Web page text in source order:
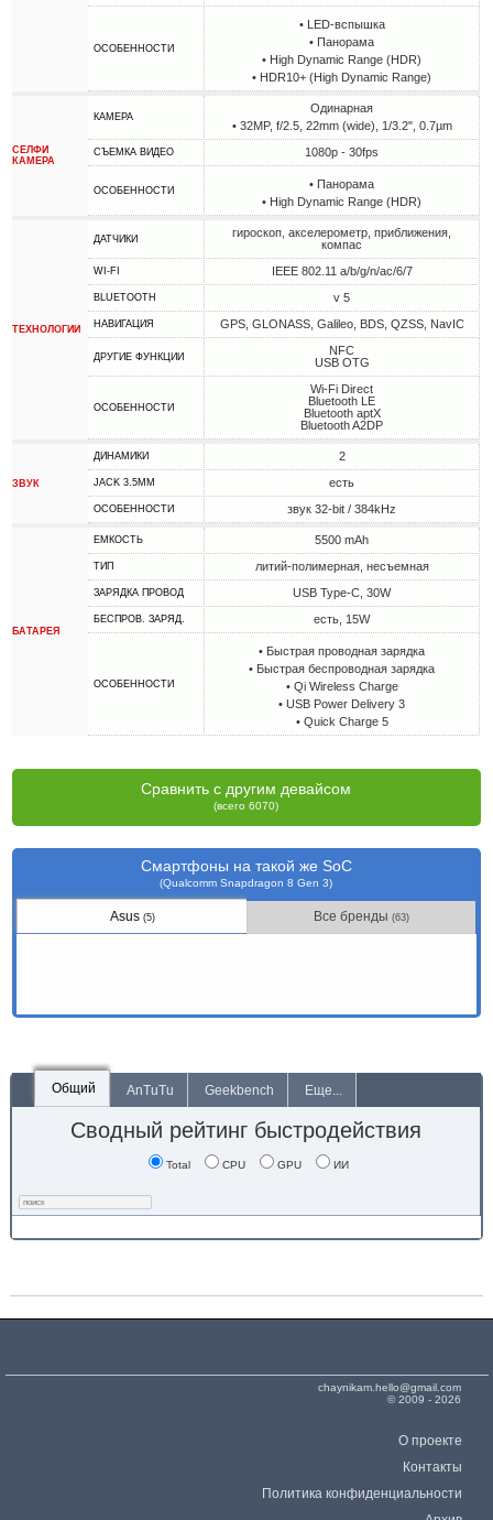
ОСОБЕННОСТИ
• LED-вспышка
• Панорама
• High Dynamic Range (HDR)
• HDR10+ (High Dynamic Range)
СЕЛФИ
КАМЕРА
КАМЕРА
Одинарная
• 32MP, f/2.5, 22mm (wide), 1/3.2", 0.7µm
СЪЕМКА ВИДЕО 1080p - 30fps
ОСОБЕННОСТИ
• Панорама
• High Dynamic Range (HDR)
ТЕХНОЛОГИИ
ДАТЧИКИ
гироскоп, акселерометр, приближения,
компас
WI-FI IEEE 802.11 a/b/g/n/ac/6/7
BLUETOOTH v 5
НАВИГАЦИЯ GPS, GLONASS, Galileo, BDS, QZSS, NavIC
ДРУГИЕ ФУНКЦИИ
NFC
USB OTG
ОСОБЕННОСТИ
Wi-Fi Direct
Bluetooth LE
Bluetooth aptX
Bluetooth A2DP
ЗВУК
ДИНАМИКИ 2
JACK 3.5MM есть
ОСОБЕННОСТИ звук 32-bit / 384kHz
БАТАРЕЯ
ЕМКОСТЬ 5500 mAh
ТИП литий-полимерная, несъемная
ЗАРЯДКА ПРОВОД USB Type-C, 30W
БЕСПРОВ. ЗАРЯД. есть, 15W
ОСОБЕННОСТИ
• Быстрая проводная зарядка
• Быстрая беспроводная зарядка
• Qi Wireless Charge
• USB Power Delivery 3
• Quick Charge 5
Сравнить с другим девайсом
(всего 6070)
Смартфоны на такой же SoC
(Qualcomm Snapdragon 8 Gen 3)
Asus (5) Все бренды(63)
Общий AnTuTu Geekbench Еще...
Сводный рейтинг быстродействия
Total CPU GPU ИИ
chaynikam.hello@gmail.com
© 2009 - 2026
О проекте
Контакты
Политика конфиденциальности